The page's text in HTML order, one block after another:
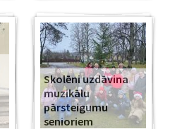
Skolēni uzdāvina
muzikālu
pārsteigumu
senioriem